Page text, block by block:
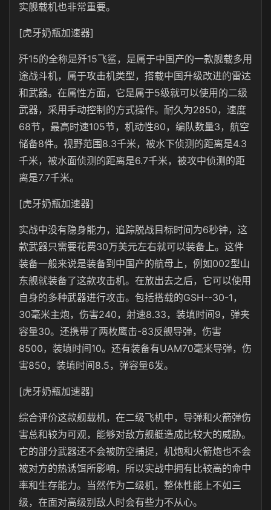
实舰载机也非常重要。
[虎牙奶瓶加速器]
歼15的全称是歼15飞鲨，是属于中国产的一款舰载多用
途战斗机，属于攻击机类型，搭载中国升级改进的雷达
和武器。在属性方面，它是属于5级就可以使用的二级
武器，采用手动控制的方式操作。耐久为2850，速度
68节，最高时速105节，机动性80，编队数量3，航空
储备8件。视野范围8.3千米，被水下侦测的距离是4.3
千米，被水面侦测的距离是6.7千米，被攻中侦测的距
离是7.7千米。
[虎牙奶瓶加速器]
实战中没有隐身能力，追踪脱战目标时间为6秒钟，这
款武器只需要花费30万美元左右就可以装备上。这件
装备一般来说是装备到中国产的航母上，例如002型山
东舰就装备了这款攻击机。在放出去之后，它可以使用
自身的多种武器进行攻击。包括搭载的GSH--30-1，
30毫米主炮，伤害240，射速8.33，装填时间9，弹夹
容量30。还携带了两枚鹰击-83反舰导弹，伤害
8500，装填时间10。还有装备有UAM70毫米导弹，伤
害850，装填时间8.5，弹容量6发。
[虎牙奶瓶加速器]
综合评价这款舰载机，在二级飞机中，导弹和火箭弹伤
害总和较为可观，能够对敌方舰艇造成比较大的威胁。
它的部分武器还不会被防空捕捉，机炮和火箭炮也不会
被对方的热诱饵所影响，所以实战中拥有比较高的命中
率和生存能力。当然作为二级机，整体性能上不如三
级，在面对高级别敌人时会有些力不从心。